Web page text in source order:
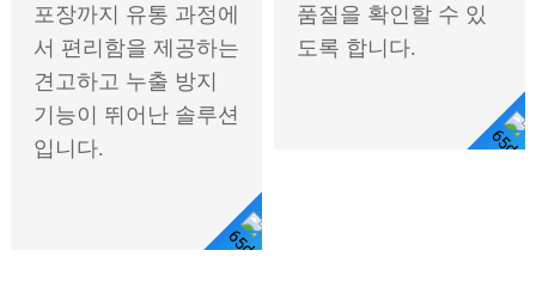
포장까지 유통 과정에
서 편리함을 제공하는
견고하고 누출 방지
기능이 뛰어난 솔루션
입니다.
품질을 확인할 수 있
도록 합니다.